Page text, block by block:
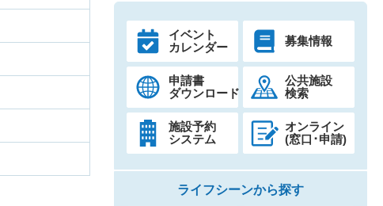
イベント
カレンダー
募集情報
申請書
ダウンロード
公共施設
検索
施設予約
システム
オンライン
(窓口･申請)
ライフシーンから探す